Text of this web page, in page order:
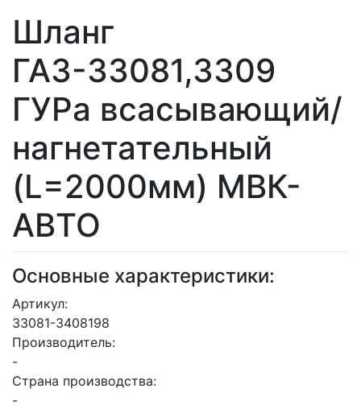
Шланг
ГАЗ-33081,3309
ГУРа всасывающий/
нагнетательный
(L=2000мм) МВК-
АВТО
Основные характеристики:
Артикул:
33081-3408198
Производитель:
-
Страна производства:
-